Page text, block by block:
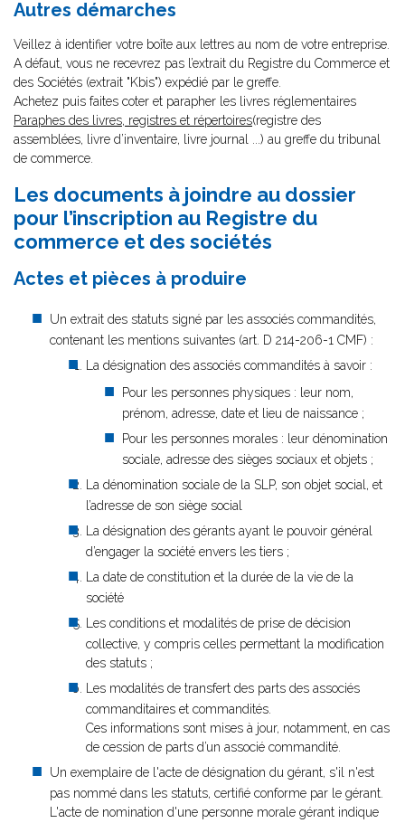
Autres démarches
Veillez à identifier votre boîte aux lettres au nom de votre entreprise.
A défaut, vous ne recevrez pas l’extrait du Registre du Commerce et
des Sociétés (extrait "Kbis") expédié par le greffe.
Achetez puis faites coter et parapher les livres réglementaires
Paraphes des livres, registres et répertoires(registre des
assemblées, livre d’inventaire, livre journal ...) au greffe du tribunal
de commerce.
Les documents à joindre au dossier
pour l’inscription au Registre du
commerce et des sociétés
Actes et pièces à produire
Un extrait des statuts signé par les associés commandités,
contenant les mentions suivantes (art. D 214-206-1 CMF) :
La désignation des associés commandités à savoir :
Pour les personnes physiques : leur nom,
prénom, adresse, date et lieu de naissance ;
Pour les personnes morales : leur dénomination
sociale, adresse des sièges sociaux et objets ;
La dénomination sociale de la SLP, son objet social, et
l’adresse de son siège social
La désignation des gérants ayant le pouvoir général
d’engager la société envers les tiers ;
La date de constitution et la durée de la vie de la
société
Les conditions et modalités de prise de décision
collective, y compris celles permettant la modification
des statuts ;
Les modalités de transfert des parts des associés
commanditaires et commandités.
Ces informations sont mises à jour, notamment, en cas
de cession de parts d’un associé commandité.
Un exemplaire de l'acte de désignation du gérant, s'il n'est
pas nommé dans les statuts, certifié conforme par le gérant.
L'acte de nomination d'une personne morale gérant indique